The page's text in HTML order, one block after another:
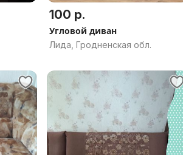
100 р.
Угловой диван
Лида, Гродненская обл.